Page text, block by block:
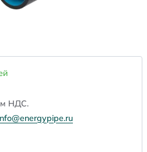
НДС.